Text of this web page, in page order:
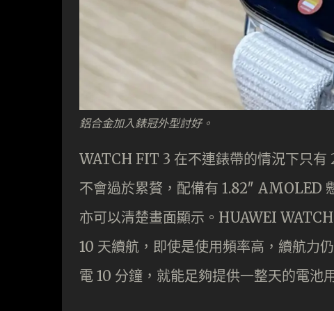
鋁合金加入錶冠外型討好。
WATCH FIT 3 在不連錶帶的情況下只
不會過於累贅，配備有 1.82″ AMOLED
亦可以清楚畫面顯示。HUAWEI
10 天續航，即使是使用頻率高，續航力
電 10 分鐘，就能足夠提供一整天的電池